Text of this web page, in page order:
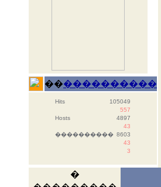
������������
Hits
105049
557
Hosts
4897
43
���������� 8603
43
3
�